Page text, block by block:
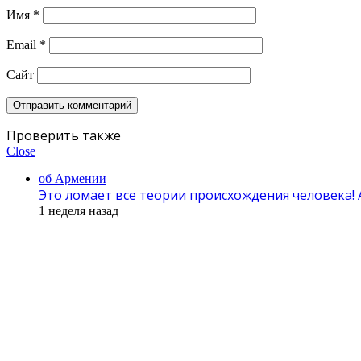
Имя *
Email *
Сайт
Проверить также
Close
об Армении
Это ломает все теории происхождения
1 неделя назад